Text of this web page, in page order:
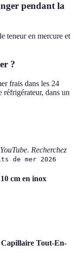
pendant la
teneur en mercure et
?
frais dans les 24
réfrigérateur, dans un
Recherchez
de mer 2026
cm en inox
Tout-En-